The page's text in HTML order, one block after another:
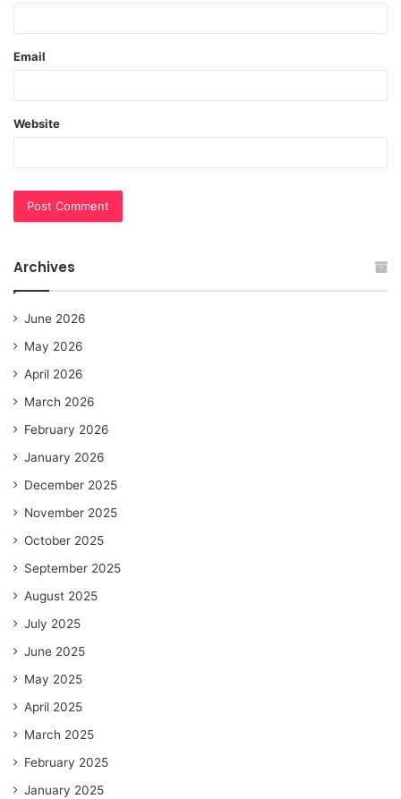
Email
Website
Archives
June 2026
May 2026
April 2026
March 2026
February 2026
January 2026
December 2025
November 2025
October 2025
September 2025
August 2025
July 2025
June 2025
May 2025
April 2025
March 2025
February 2025
January 2025